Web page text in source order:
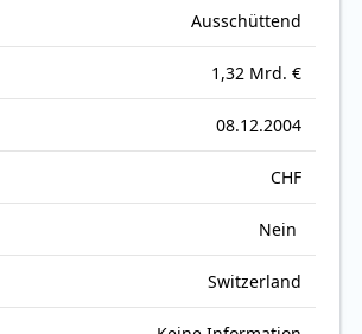
Ausschüttend
1,32 Mrd. €
08.12.2004
CHF
Nein
Switzerland